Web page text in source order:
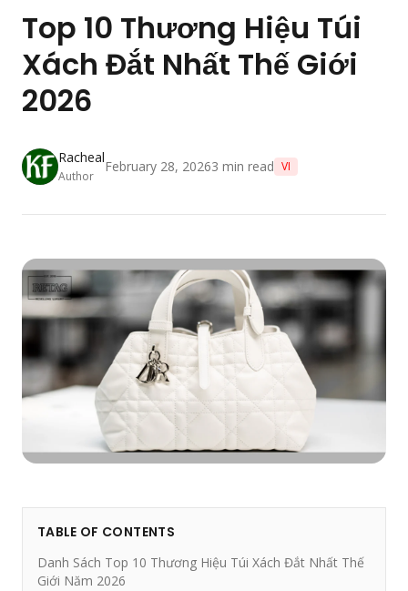
Top 10 Thương Hiệu Túi
Xách Đắt Nhất Thế Giới
2026
Racheal
Author
February 28, 20263 min read VI
TABLE OF CONTENTS
Danh Sách Top 10 Thương Hiệu Túi Xách Đắt Nhất Thế
Giới Năm 2026